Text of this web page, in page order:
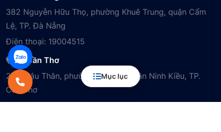
Mục lục
382 Nguyễn Hữu Thọ, phường Khuê Trung, quận Cẩm
Lệ, TP. Đà Nẵng
Điện thoại: 19004515
VP Cần Thơ
29B Mậu Thân, phường Cái Khế, quận Ninh Kiều, TP.
Cần Thơ